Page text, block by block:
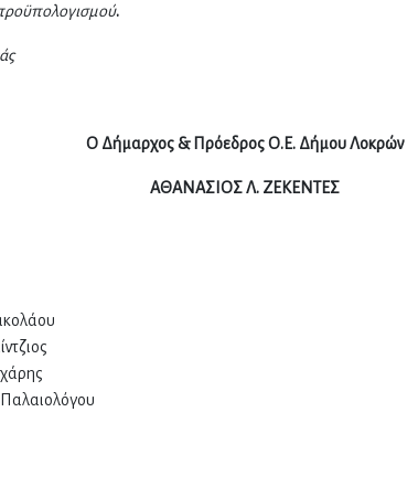
.
Ο Δήμαρχος & Πρόεδρος Ο.Ε. Δήμου Λοκρών
ΑΘΑΝΑΣΙΟΣ Λ. ΖΕΚΕΝΤΕΣ
Παλαιολόγου